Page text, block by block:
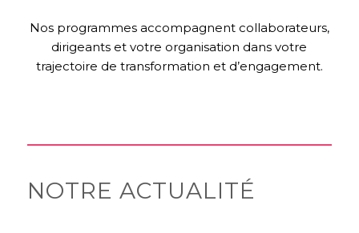
Nos programmes accompagnent collaborateurs,
dirigeants et votre organisation dans votre
trajectoire de transformation et d’engagement.
NOTRE ACTUALITÉ